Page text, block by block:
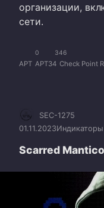
организации,
сети.
0 346
APT APT34 Check Point
SEC-1275
01.11.2023
Scarred